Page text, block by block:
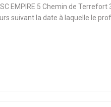
EMPIRE 5 Chemin de
suivant la date à laquelle le